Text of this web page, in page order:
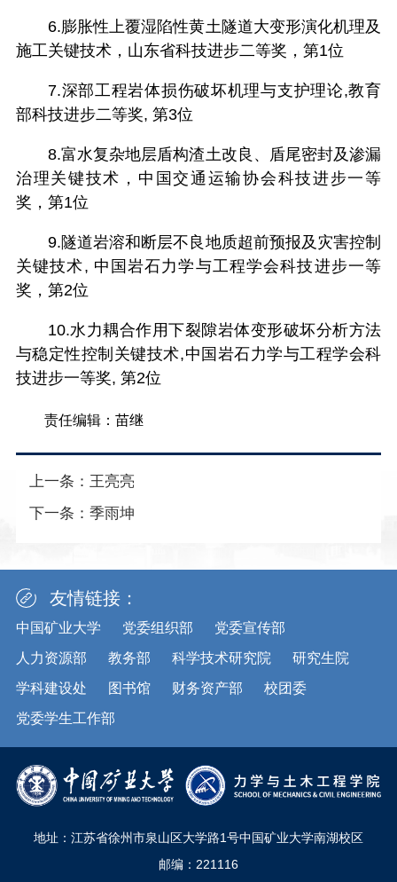
6.膨胀性上覆湿陷性黄土隧道大变形演化机理及
施工关键技术，山东省科技进步二等奖，第1位
7.深部工程岩体损伤破坏机理与支护理论,教育
部科技进步二等奖, 第3位
8.富水复杂地层盾构渣土改良、盾尾密封及渗漏
治理关键技术，中国交通运输协会科技进步一等
奖，第1位
9.隧道岩溶和断层不良地质超前预报及灾害控制
关键技术, 中国岩石力学与工程学会科技进步一等
奖，第2位
10.水力耦合作用下裂隙岩体变形破坏分析方法
与稳定性控制关键技术,中国岩石力学与工程学会科
技进步一等奖, 第2位
责任编辑：苗继
上一条： 王亮亮
下一条： 季雨坤
友情链接：
中国矿业大学 党委组织部
党委宣传部
人力资源部
教务部 科学技术研究院
研究生院
学科建设处
图书馆 财务资产部
校团委
党委学生工作部
地址：江苏省徐州市泉山区大学路1号中国矿业大学南湖校区
邮编：221116